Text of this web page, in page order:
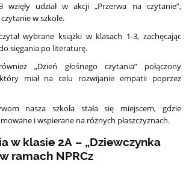
wzięły udział w akcji „Przerwa na czytanie”,
w szkole.
wybrane książki w klasach 1-3, zachęcając
sięgania po literaturę.
„Dzień głośnego czytania” połączony
miał na celu rozwijanie empatii poprzez
nasza szkoła stała się miejscem, gdzie
i wspierane na różnych płaszczyznach.
w klasie 2A – „Dziewczynka
ramach NPRCz